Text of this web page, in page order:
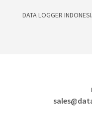
DATA LOGGER